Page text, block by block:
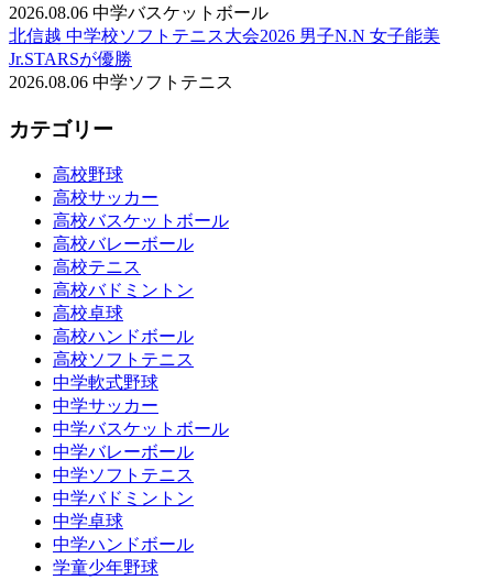
2026.08.06 中学バスケットボール
北信越 中学校ソフトテニス大会2026 男子N.N 女子能美
Jr.STARSが優勝
2026.08.06 中学ソフトテニス
カテゴリー
高校野球
高校サッカー
高校バスケットボール
高校バレーボール
高校テニス
高校バドミントン
高校卓球
高校ハンドボール
高校ソフトテニス
中学軟式野球
中学サッカー
中学バスケットボール
中学バレーボール
中学ソフトテニス
中学バドミントン
中学卓球
中学ハンドボール
学童少年野球